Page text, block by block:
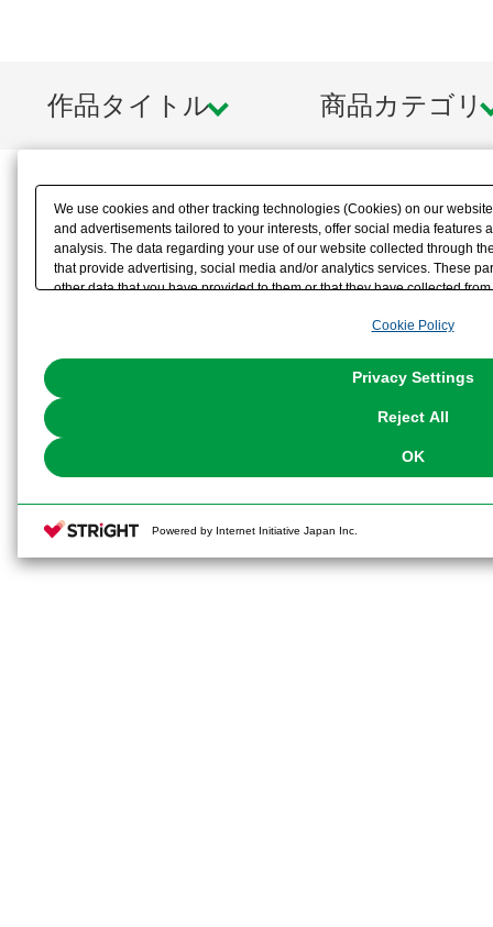
作品タイトル 商品カテゴリ
We use cookies and other tracking technologies (Cookies) on our
and advertisements tailored to your interests, offer social media features
analysis. The data regarding your use of our website collected through
that provide advertising, social media and/or analytics services. These
other data that you have provided to them or that they have collected
the use of all Cookies except for Strictly Necessary Cookies, please
You can change your consent or rejection settings at any time via
Cookie Policy
Privacy Settings
Reject All
OK
Powered by Internet Initiative Japan Inc.